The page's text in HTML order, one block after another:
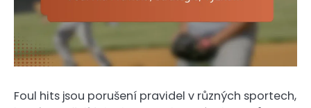
Foul hits jsou porušení pravidel v různých sportech,